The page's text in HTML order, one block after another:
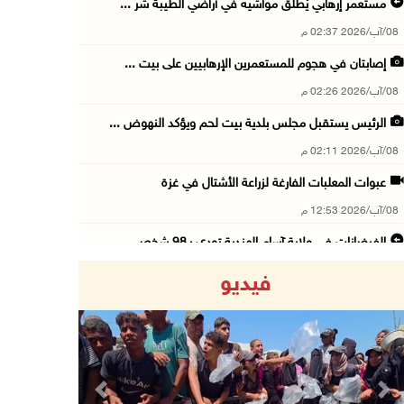
مستعمر إرهابي يُطلق مواشيه في أراضي الطيبة شر ...
08/آب/2026 02:37 م
إصابتان في هجوم للمستعمرين الإرهابيين على بيت ...
08/آب/2026 02:26 م
الرئيس يستقبل مجلس بلدية بيت لحم ويؤكد النهوض ...
08/آب/2026 02:11 م
عبوات المعلبات الفارغة لزراعة الأشتال في غزة
08/آب/2026 12:53 م
الفيضانات في ولاية آسام الهندية تودي بـ98 شخص ...
08/آب/2026 12:39 م
سلطة المياه تطلق مشروعا وطنيا يقود التحول نحو ...
08/آب/2026 12:30 م
فيديو
Previous Next